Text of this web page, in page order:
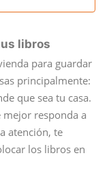
libros
para guardar
principalmente:
que sea tu casa.
mejor responda a
atención, te
los libros en